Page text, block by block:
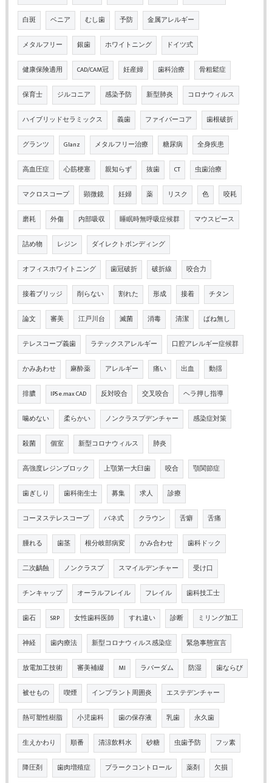
白斑 ベニア むし歯 予防 金属アレルギー
メタルフリー 銀歯 ホワイトニング ドイツ式
健康保険適用 CAD/CAM冠 妊産婦 歯科治療 骨粗鬆症
保育士 ジルコニア 感染予防 新型肺炎 コロナウィルス
ハイブリッドセラミックス 義歯 ファイバーコア 歯根破折
グランツ Glanz メタルフリー治療 糖尿病 全身疾患
高血圧症 心筋梗塞 親知らず 抜歯 CT 虫歯治療
マクロスコープ 顕微鏡 妊婦 薬 リスク 色 咬耗
磨耗 外傷 内部吸収 睡眠時無呼吸症候群 マウスピース
詰め物 レジン ダイレクトボンディング
オフィスホワイトニング 歯冠破折 破折線 咬合力
接着ブリッジ 削らない 割れた 形成 接着 チタン
論文 審美 江戸川台 滅菌 消毒 清潔 ばね無し
テレスコープ義歯 ラテックスアレルギー 口腔アレルギー症候群
かみあわせ 麻酔薬 アレルギー 痛い 出血 動揺
排膿 IPS e.max CAD 反対咬合 交叉咬合 ヘラ押し指導
噛めない 柔らかい ノンクラスプデンチャー 感染症対策
殺菌 個室 新型コロナウィルス 肺炎
高強度レジンブロック 上顎第一大臼歯 咬合 顎関節症
歯ぎしり 歯科衛生士 募集 求人 診療
コーヌステレスコープ バネ式 クラウン 舌癖 舌痛
腫れる 歯茎 根分岐部病変 かみ合わせ 歯科ドック
二次齲蝕 ノンクラスプ スマイルデンチャー 受け口
チンキャップ オーラルフレイル フレイル 歯科技工士
歯石 SRP 女性歯科医師 すれ違い 診断 ミリング加工
神経 歯内療法 新型コロナウィルス感染症 緊急事態宣言
放電加工技術 審美補綴 MI ラバーダム 防湿 歯ならび
被せもの 喫煙 インプラント周囲炎 エステデンチャー
熱可塑性樹脂 小児歯科 歯の保存液 乳歯 永久歯
生えかわり 順番 清涼飲料水 砂糖 虫歯予防 フッ素
降圧剤 歯肉増殖症 プラークコントロール 薬剤 欠損